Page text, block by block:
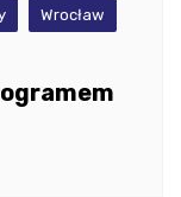
Wrocław